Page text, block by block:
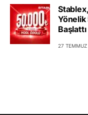
Yönelik
Başlattı
27